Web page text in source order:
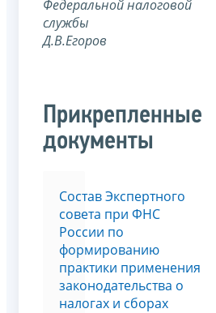
Федеральнойналоговой
службы
Д.В.Егоров
Прикрепленные
документы
Состав Экспертного
совета при ФНС
России по
формированию
практики применения
законодательства о
налогах и сборах